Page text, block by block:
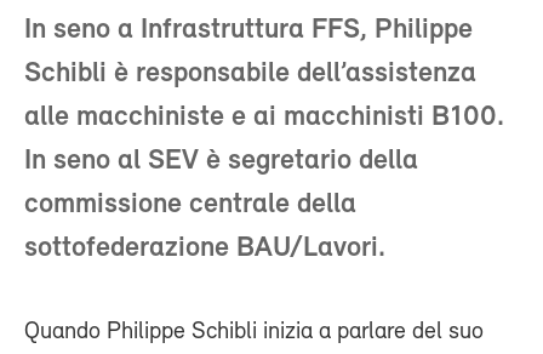
In seno a Infrastruttura FFS, Philippe
Schibli è responsabile dell’assistenza
alle macchiniste e ai macchinisti B100.
In seno al SEV è segretario della
commissione centrale della
sottofederazione BAU/Lavori.
Quando Philippe Schibli inizia a parlare del suo